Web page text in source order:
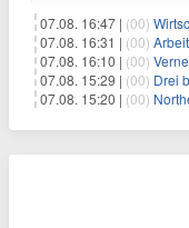
07.08. 16:47 | (00)
07.08. 16:31 | (00)
07.08. 16:10 | (00)
07.08. 15:29 | (00) Drei
07.08. 15:20 | (00) Northern